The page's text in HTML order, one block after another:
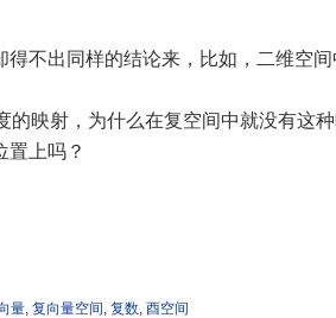
不出同样的结论来，比如，二维空
的映射，为什么在复空间中就没有这
置上吗？
量, 复向量空间, 复数, 酉空间